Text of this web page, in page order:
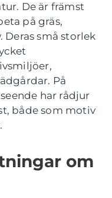
De är främst
på gräs,
små storlek
På
har rådjur
både som motiv
om